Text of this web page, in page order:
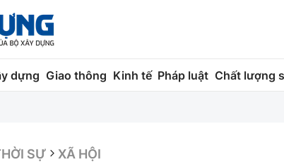
dựng Giao thông Kinh tế Pháp luật Chất lượng
Chỉ đạo điều hành
SỰ XÃ HỘI